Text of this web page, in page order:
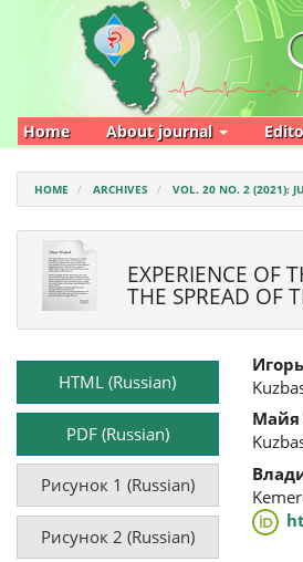
Main
Navigation
Main
Content
Home About journal
HOME ARCHIVES VOL. 20 NO. 2 (2021):
EXPERIENCE OF
THE SPREAD OF
Article
SidebarHTML (Russian)
PDF (Russian)
Рисунок 1 (Russian)
Рисунок 2 (Russian)
Main
Майя